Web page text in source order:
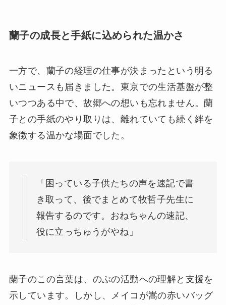
蘭子の成長と手紙に込められた温かさ
一方で、蘭子の経理の仕事が決まったという明る
いニュースも届きました。東京での生活基盤が整
いつつある中で、故郷への想いも忘れません。蘭
子との手紙のやり取りは、離れていても続く絆を
象徴する温かな場面でした。
「困っている子供たちの声を速記で書
き取って、後でまとめて牧哲子先生に
報告するのです。おねちゃんの速記、
役に立っちゅうがやね」
蘭子のこの言葉は、のぶの活動への理解と支援を
示しています。しかし、メイコが嵩の赤いバッグ